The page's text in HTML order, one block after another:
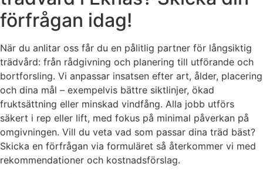
förfrågan idag!
När du anlitar oss får du en pålitlig partner för långsiktig
trädvård: från rådgivning och planering till utförande och
bortforsling. Vi anpassar insatsen efter art, ålder, placering
och dina mål – exempelvis bättre siktlinjer, ökad
fruktsättning eller minskad vindfång. Alla jobb utförs
säkert i rep eller lift, med fokus på minimal påverkan på
omgivningen. Vill du veta vad som passar dina träd bäst?
Skicka en förfrågan via formuläret så återkommer vi med
rekommendationer och kostnadsförslag.